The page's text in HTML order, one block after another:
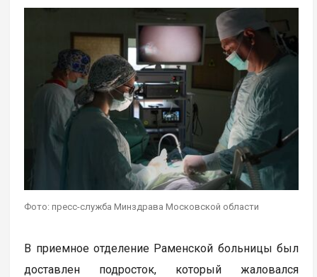
Фото: пресс-служба Минздрава Московской области
В приемное отделение Раменской больницы был
доставлен подросток, который жаловался